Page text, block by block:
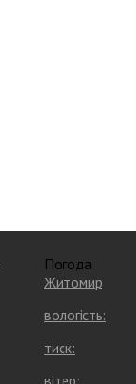
Погода
Житомир
вологість:
тиск:
вітер: